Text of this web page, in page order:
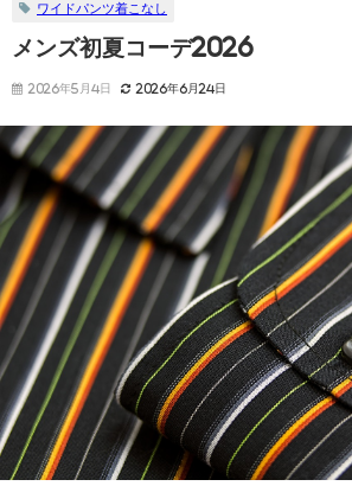
ワイドパンツ着こなし
メンズ初夏コーデ2026
2026年5月4日 2026年6月24日